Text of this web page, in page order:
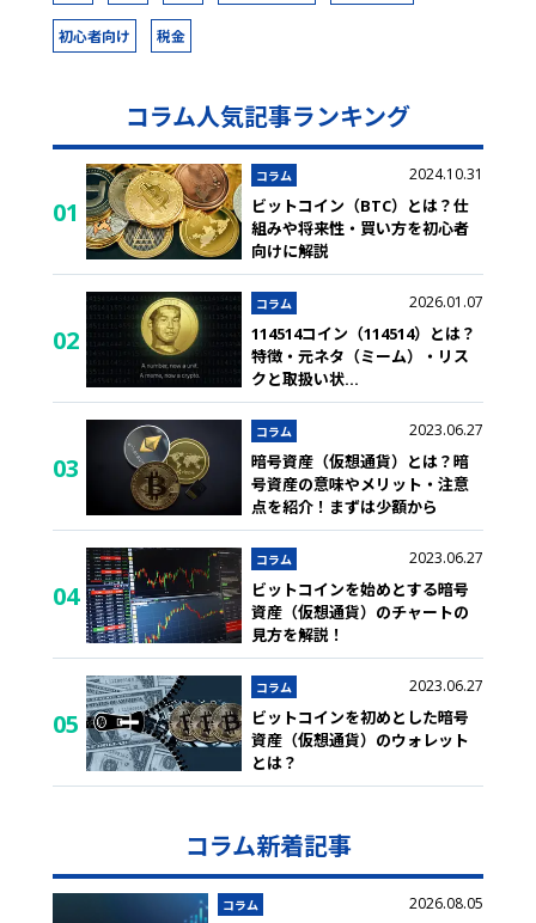
初心者向け 税金
コラム人気記事ランキング
01
コラム 2024.10.31
ビットコイン（BTC）とは？仕
組みや将来性・買い方を初心者
向けに解説
02
コラム 2026.01.07
114514コイン（114514）とは？
特徴・元ネタ（ミーム）・リス
クと取扱い状...
03
コラム 2023.06.27
暗号資産（仮想通貨）とは？暗
号資産の意味やメリット・注意
点を紹介！まずは少額から
04
コラム 2023.06.27
ビットコインを始めとする暗号
資産（仮想通貨）のチャートの
見方を解説！
05
コラム 2023.06.27
ビットコインを初めとした暗号
資産（仮想通貨）のウォレット
とは？
コラム新着記事
コラム 2026.08.05